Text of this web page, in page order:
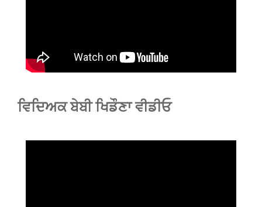
ਵਿਦਿਅਕ ਬੇਬੀ ਖਿਡੌਣਾ ਵੀਡੀਓ